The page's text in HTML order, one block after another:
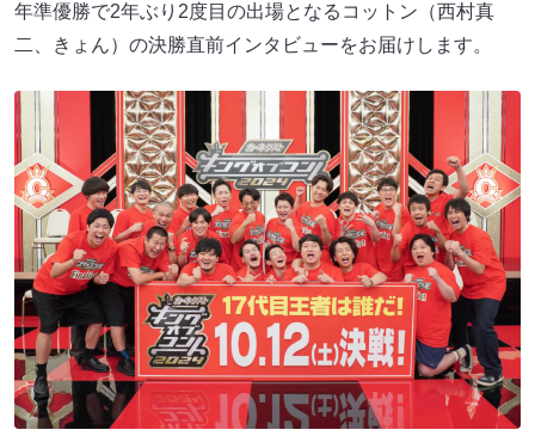
年準優勝で2年ぶり2度目の出場となるコットン（西村真
二、きょん）の決勝直前インタビューをお届けします。​​